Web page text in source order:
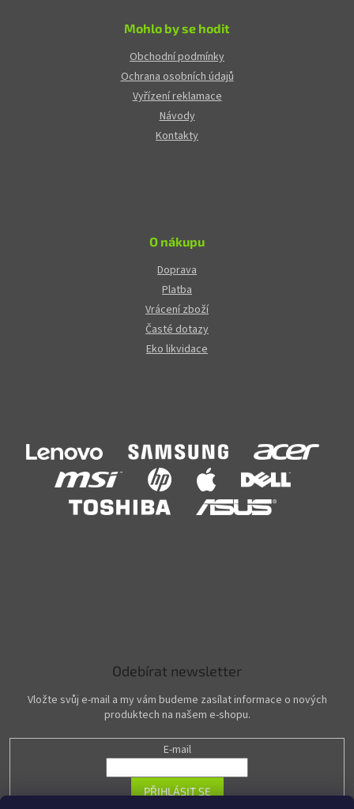
Mohlo by se hodit
Obchodní podmínky
Ochrana osobních údajů
Vyřízení reklamace
Návody
Kontakty
O nákupu
Doprava
Platba
Vrácení zboží
Časté dotazy
Eko likvidace
Odebírat newsletter
Vložte svůj e-mail a my vám budeme zasílat informace o nových
produktech na našem e-shopu.
E-mail
PŘIHLÁSIT SE